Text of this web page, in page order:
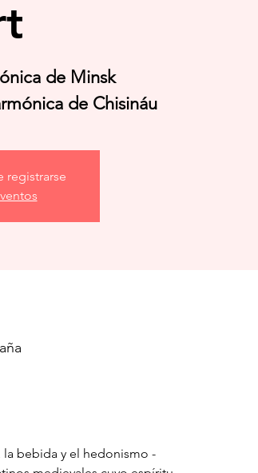
de Minsk
de Chisináu
registrarse
la bebida y el hedonismo -